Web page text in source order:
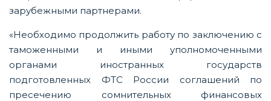
зарубежными партнерами.
«Необходимо продолжить работу по заключению с
таможенными и иными уполномоченными
органами иностранных государств
подготовленных ФТС России соглашений по
пресечению сомнительных финансовых